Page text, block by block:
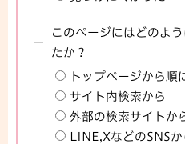
このページにはどのよ
たか？
トップページから順
サイト内検索から
外部の検索サイトか
LINE,XなどのSNSか